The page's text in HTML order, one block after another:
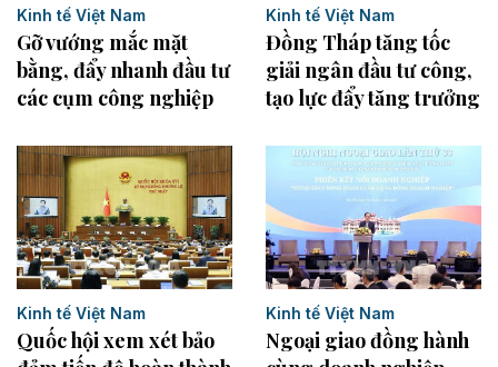
Kinh tế Việt Nam
Gỡ vướng mắc mặt
bằng, đẩy nhanh đầu tư
các cụm công nghiệp
Kinh tế Việt Nam
Đồng Tháp tăng tốc
giải ngân đầu tư công,
tạo lực đẩy tăng trưởng
Kinh tế Việt Nam
Quốc hội xem xét bảo
Kinh tế Việt Nam
Ngoại giao đồng hành